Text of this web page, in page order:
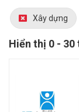
Xây dựng
Hiển thị 0 -